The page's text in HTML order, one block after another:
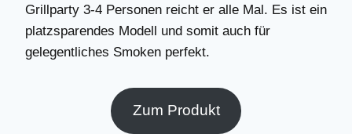
Grillparty 3-4 Personen reicht er alle Mal. Es ist ein
platzsparendes Modell und somit auch für
gelegentliches Smoken perfekt.
Zum Produkt